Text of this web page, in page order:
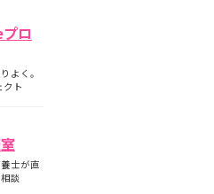
長曲
？原
つ
て
？目
ロ
よく。
クト
士が直
談